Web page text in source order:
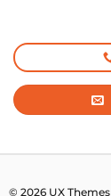
© 2026 UX Themes